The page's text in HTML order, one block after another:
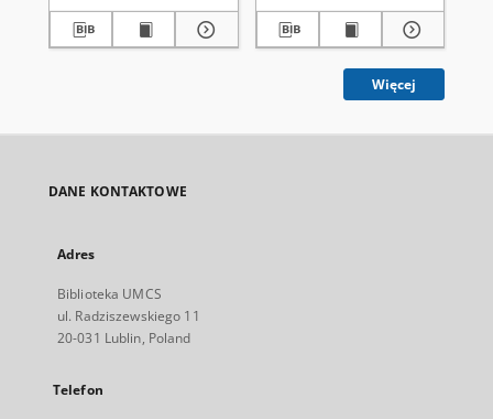
Więcej
DANE KONTAKTOWE
Adres
Biblioteka UMCS
ul. Radziszewskiego 11
20-031 Lublin, Poland
Telefon